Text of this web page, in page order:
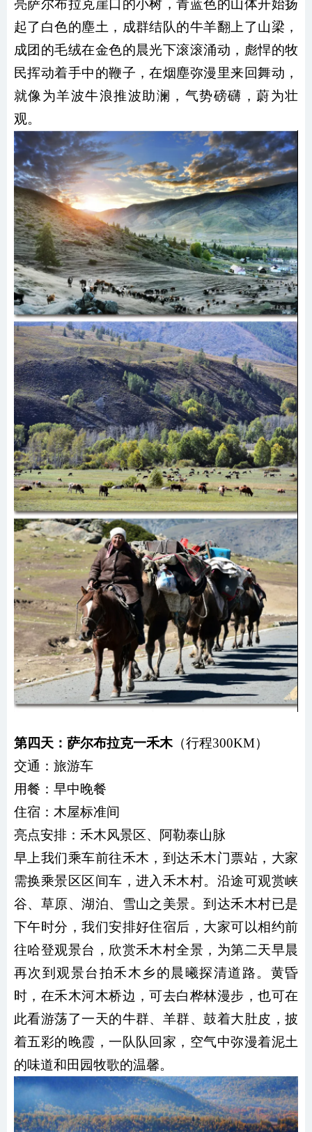
亮萨尔布拉克崖口的小树，青蓝色的山体开始扬
起了白色的塵土，成群结队的牛羊翻上了山梁，
成团的毛绒在金色的晨光下滚滚涌动，彪悍的牧
民挥动着手中的鞭子，在烟塵弥漫里来回舞动，
就像为羊波牛浪推波助澜，气势磅礴，蔚为壮
观。
第四天：萨尔布拉克一禾木（行程300KM）
交通： 旅游车
用餐： 早中晚餐
住宿：木屋标准间
亮点安排：禾木风景区、阿勒泰山脉
早上我们乘车前往禾木，到达禾木门票站，大家
需换乘景区区间车，进入禾木村。沿途可观赏峡
谷、草原、湖泊、雪山之美景。到达禾木村已是
下午时分，我们安排好住宿后，大家可以相约前
往哈登观景台，欣赏禾木村全景，为第二天早晨
再次到观景台拍禾木乡的晨曦探清道路。黄昏
时，在禾木河木桥边，可去白桦林漫步，也可在
此看游荡了一天的牛群、羊群、鼓着大肚皮，披
着五彩的晚霞，一队队回家，空气中弥漫着泥土
的味道和田园牧歌的温馨。